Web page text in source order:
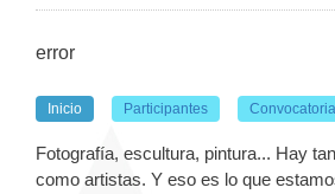
error
Inicio Participantes
Fotografía, escultura, pintura... Hay
como artistas. Y eso es lo que